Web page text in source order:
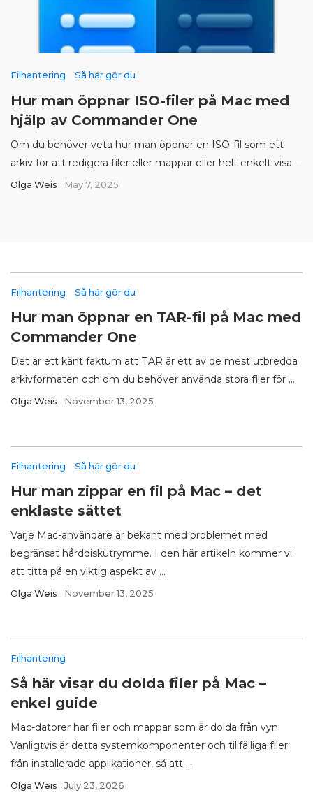
Filhantering Så här gör du
Hur man öppnar ISO-filer på Mac med
hjälp av Commander One
Om du behöver veta hur man öppnar en ISO-fil som ett
arkiv för att redigera filer eller mappar eller helt enkelt visa ...
Olga Weis May 7, 2025
Filhantering Så här gör du
Hur man öppnar en TAR-fil på Mac med
Commander One
Det är ett känt faktum att TAR är ett av de mest utbredda
arkivformaten och om du behöver använda stora filer för ...
Olga Weis November 13, 2025
Filhantering Så här gör du
Hur man zippar en fil på Mac – det
enklaste sättet
Varje Mac-användare är bekant med problemet med
begränsat hårddiskutrymme. I den här artikeln kommer vi
att titta på en viktig aspekt av ...
Olga Weis November 13, 2025
Filhantering
Så här visar du dolda filer på Mac –
enkel guide
Mac-datorer har filer och mappar som är dolda från vyn.
Vanligtvis är detta systemkomponenter och tillfälliga filer
från installerade applikationer, så att ...
Olga Weis July 23, 2026